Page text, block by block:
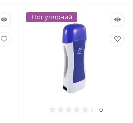
Популярний
0